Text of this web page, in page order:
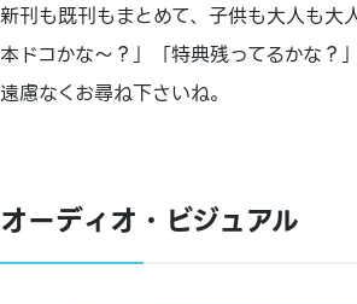
新刊も既刊もまとめて、子供も大人も大
本ドコかな～？」「特典残ってるかな？
遠慮なくお尋ね下さいね。
オーディオ・ビジュアル